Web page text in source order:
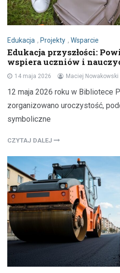
Edukacja , Projekty , Wsparcie
Edukacja przyszłości:
wspiera uczniów i
14 maja 2026 Maciej Nowakowski
12 maja 2026 roku w Bibliotece
zorganizowano uroczystość,
symboliczne
CZYTAJ DALEJ